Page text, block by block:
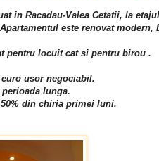
in Racadau-Valea Cetatii, la
este renovat
pentru locuit cat si pentru birou .
usor negociabil.
lunga.
din chiria primei luni.